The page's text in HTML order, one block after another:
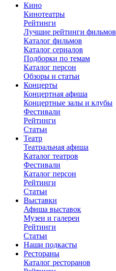
Кино
Кинотеатры
Рейтинги
Лучшие рейтинги фильмов
Каталог фильмов
Каталог сериалов
Подборки по темам
Каталог персон
Обзоры и статьи
Концерты
Концертная афиша
Концертные залы и клубы
Фестивали
Рейтинги
Статьи
Театр
Театральная афиша
Каталог театров
Фестивали
Каталог персон
Рейтинги
Статьи
Выставки
Афиша выставок
Музеи и галереи
Рейтинги
Статьи
Наши подкасты
Рестораны
Каталог ресторанов